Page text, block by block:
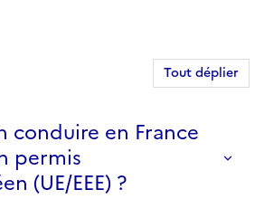
Tout déplier
conduire en France
permis
(UE/EEE) ?